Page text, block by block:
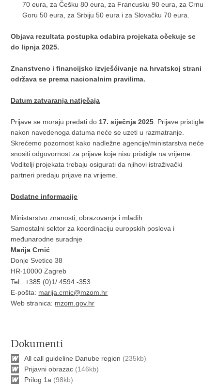
70 eura, za Češku 80 eura, za Francusku 90 eura, za Crnu
Goru 50 eura, za Srbiju 50 eura i za Slovačku 70 eura.
Objava rezultata postupka odabira projekata očekuje se
do lipnja 2025.
Znanstveno i financijsko izvješćivanje na hrvatskoj strani
održava se prema nacionalnim pravilima.
Datum zatvaranja natječaja
Prijave se moraju predati do 17. siječnja 2025 . Prijave pristigle
nakon navedenoga datuma neće se uzeti u razmatranje.
Skrećemo pozornost kako nadležne agencije/ministarstva neće
snositi odgovornost za prijave koje nisu pristigle na vrijeme.
Voditelji projekata trebaju osigurati da njihovi istraživački
partneri predaju prijave na vrijeme.
Dodatne informacije
Ministarstvo znanosti, obrazovanja i mladih
Samostalni sektor za koordinaciju europskih poslova i
međunarodne suradnje
Marija Crnić
Donje Svetice 38
HR-10000 Zagreb
Tel.: +385 (0)1/ 4594 -353
E-pošta: marija.crnic@mzom.hr
Web stranica: mzom.gov.hr
Dokumenti
All call guideline Danube region (235kb)
Prijavni obrazac (146kb)
Prilog 1a (98kb)